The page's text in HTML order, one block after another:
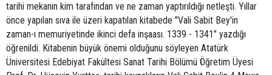
tarihi mekanın kim tarafından ve ne zaman yaptırıldığı netleşti. Yıllar
önce yapılan sıva ile üzeri kapatılan kitabede "Vali Sabit Bey'in
zaman-ı memuriyetinde ikinci defa inşaası. 1339 - 1341" yazdığı
öğrenildi. Kitabenin büyük önemi olduğunu söyleyen Atatürk
Üniversitesi Edebiyat Fakültesi Sanat Tarihi Bölümü Öğretim Üyesi